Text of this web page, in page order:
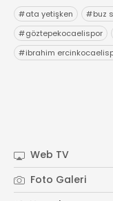
#ata yetişken #buz
#göztepekocaelispor
#ibrahim
Web TV
Foto Galeri